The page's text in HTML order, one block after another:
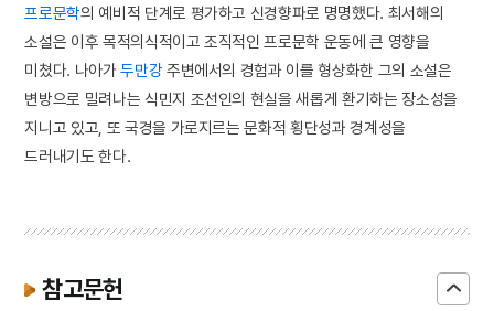
프로문학의 예비적 단계로 평가하고 신경향파로 명명했다. 최서해의
소설은 이후 목적의식적이고 조직적인 프로문학 운동에 큰 영향을
미쳤다. 나아가두만강 주변에서의 경험과 이를 형상화한 그의 소설은
변방으로 밀려나는 식민지 조선인의 현실을 새롭게 환기하는 장소성을
지니고 있고, 또 국경을 가로지르는 문화적 횡단성과 경계성을
드러내기도 한다.
참고문헌